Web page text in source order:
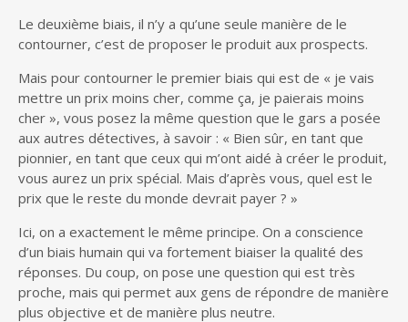
Le deuxième biais, il n’y a qu’une seule manière de le
contourner, c’est de proposer le produit aux prospects.
Mais pour contourner le premier biais qui est de « je vais
mettre un prix moins cher, comme ça, je paierais moins
cher », vous posez la même question que le gars a posée
aux autres détectives, à savoir : « Bien sûr, en tant que
pionnier, en tant que ceux qui m’ont aidé à créer le produit,
vous aurez un prix spécial. Mais d’après vous, quel est le
prix que le reste du monde devrait payer ? »
Ici, on a exactement le même principe. On a conscience
d’un biais humain qui va fortement biaiser la qualité des
réponses. Du coup, on pose une question qui est très
proche, mais qui permet aux gens de répondre de manière
plus objective et de manière plus neutre.